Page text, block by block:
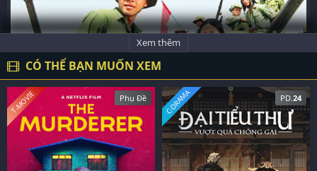
Xem thêm
CÓ THỂ BẠN MUỐN XEM
Phụ Đề
T-MOVIE PD. 24
C-DRAMA